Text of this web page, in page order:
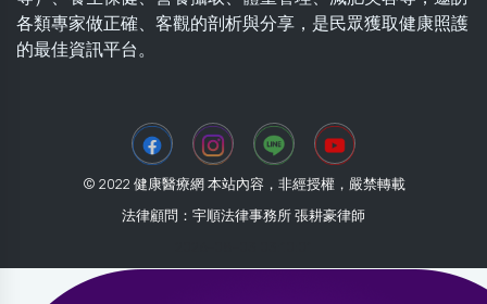
各類專家做正確、客觀的剖析與分享，是民眾獲取健康照護
的最佳資訊平台。
© 2022 健康醫療網 本站內容，非經授權，嚴禁轉載
法律顧問：宇順法律事務所 張耕豪律師